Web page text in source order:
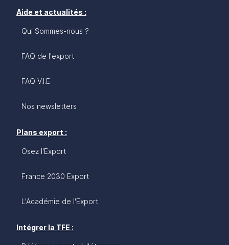
Aide et actualités :
Qui Sommes-nous ?
FAQ de l'export
FAQ V.I.E
Nos newsletters
Plans export :
Osez l'Export
France 2030 Export
L'Académie de l'Export
Intégrer la TFE :